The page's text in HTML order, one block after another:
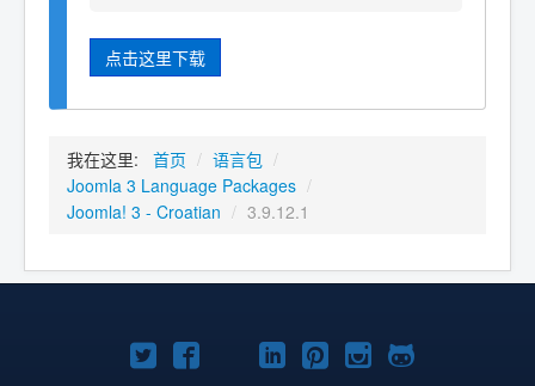
点击这里下载
我在这里: 首页 / 语言包 /
Joomla 3 Language Packages /
Joomla! 3 - Croatian / 3.9.12.1
TwitterFacebookYouTube
LinkedIn
Pinterest
Instagram
GitHub